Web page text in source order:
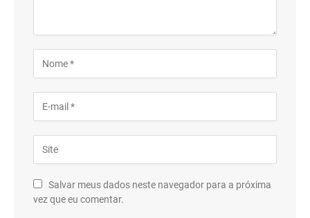
Salvar meus dados neste navegador para a próxima
vez que eu comentar.